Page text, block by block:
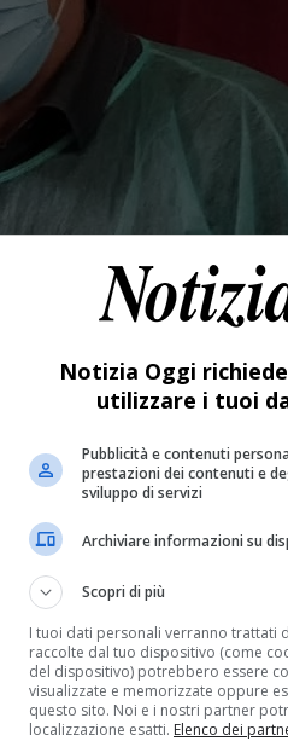
Notizia Oggi
utilizzare i tuoi
Pubblicità e contenuti
prestazioni dei contenuti e
sviluppo di servizi
Archiviare informazioni su
Scopri di più
I tuoi dati personali verranno trattati
raccolte dal tuo dispositivo (come
del dispositivo) potrebbero essere
visualizzate e memorizzate oppure
questo sito. Noi e i nostri partner
localizzazione esatti. Elenco dei